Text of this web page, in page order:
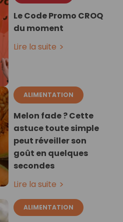
Le Code Promo CROQ
du moment
Lire la suite
ALIMENTATION
Melon fade ? Cette
astuce toute simple
peut réveiller son
goût en quelques
secondes
Lire la suite
ALIMENTATION